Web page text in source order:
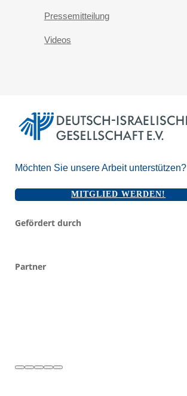
Pressemitteilung
Videos
Möchten Sie unsere Arbeit unterstützen?
MITGLIED WERDEN!
Gefördert durch
Partner